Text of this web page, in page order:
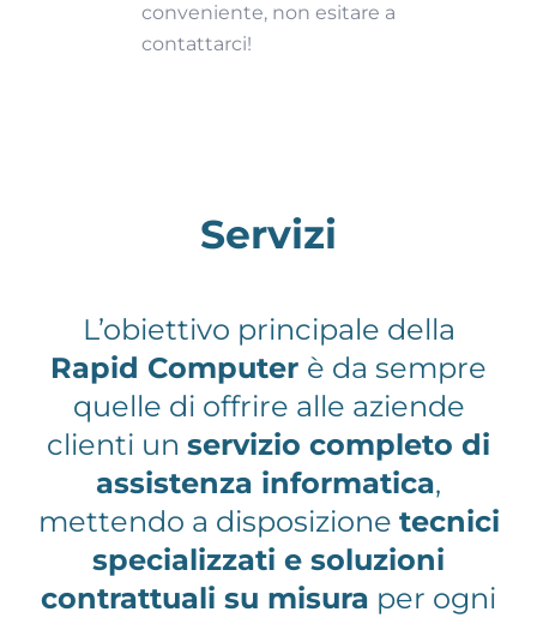
conveniente, non esitare a
contattarci!
Servizi
L’obiettivo principale della
Rapid Computer è da sempre
quelle di offrire alle aziende
clienti un servizio completo di
assistenza informatica,
mettendo a disposizione tecnici
specializzati e soluzioni
contrattuali su misura per ogni